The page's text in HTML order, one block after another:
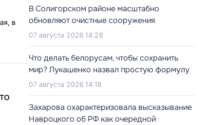
в
В Солигорском районе масштабно
обновляют очистные сооружения
07 августа 2026 14:28
Что делать белорусам, чтобы сохранить
мир? Лукашенко назвал простую формулу
07 августа 2026 14:18
Захарова охарактеризовала высказывание
Навроцкого об РФ как очередной